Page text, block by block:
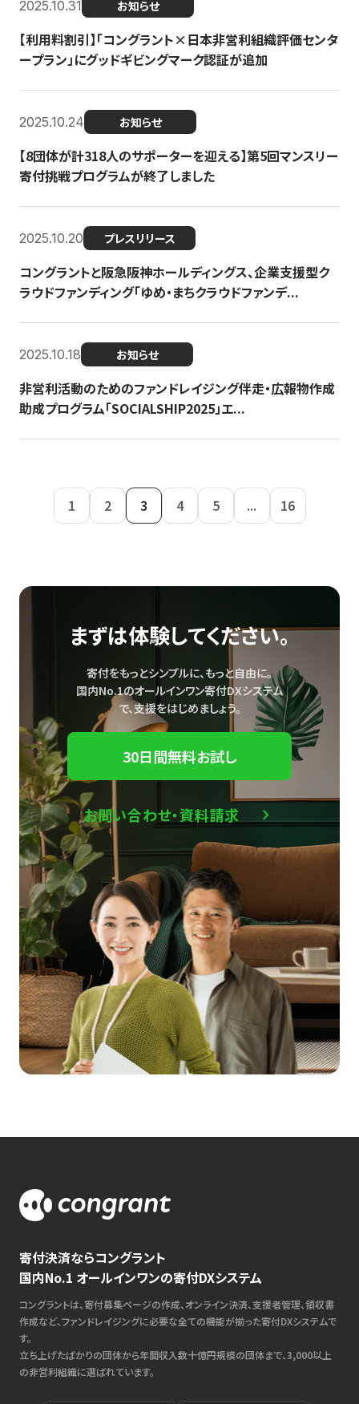
2025.10.31 お知らせ
【利用料割引】「コングラント×日本非営利組織評価センタ
ープラン」にグッドギビングマーク認証が追加
2025.10.24 お知らせ
【8団体が計318人のサポーターを迎える】​​第5回マンスリー
寄付挑戦プログラムが終了しました
2025.10.20 プレスリリース
コングラントと阪急阪神ホールディングス、企業支援型ク
ラウドファンディング「ゆめ・まちクラウドファンデ...
2025.10.18 お知らせ
非営利活動のためのファンドレイジング伴走・広報物作成
助成プログラム「SOCIALSHIP2025」エ...
1 2 3 4 5 ... 16
まずは体験してください。
寄付をもっとシンプルに、もっと自由に。
国内No.1のオールインワン寄付DXシステム
で、支援をはじめましょう。
30日間無料お試し
お問い合わせ・資料請求
寄付決済ならコングラント
国内No.1 オールインワンの寄付DXシステム
コングラントは、寄付募集ページの作成、オンライン決済、支援者管理、領収書
作成など、ファンドレイジングに必要な全ての機能が揃った寄付DXシステムで
す。
立ち上げたばかりの団体から年間収入数十億円規模の団体まで、3,000以上
の非営利組織に選ばれています。